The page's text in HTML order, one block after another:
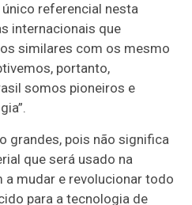
único referencial nesta
internacionais que
similares com os mesmo
portanto,
somos pioneiros e
grandes, pois não significa
que será usado na
a mudar e revolucionar todo
para a tecnologia de